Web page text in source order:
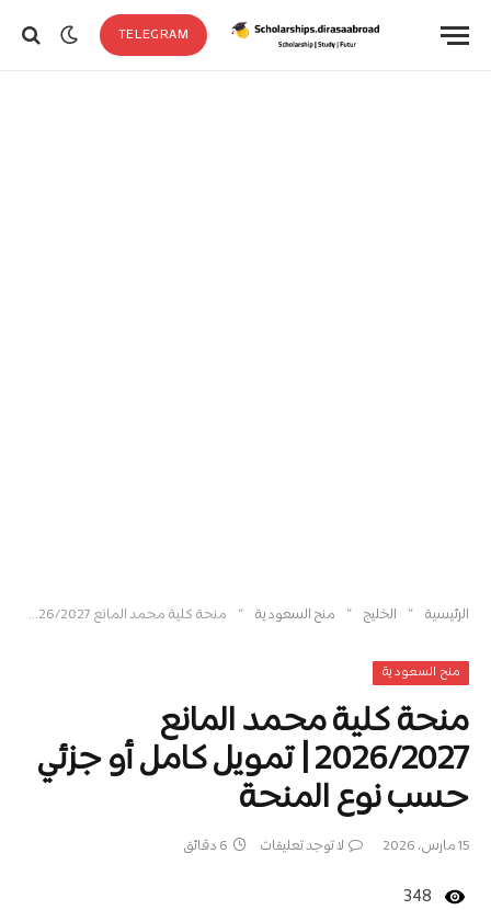
TELEGRAM
الرئيسية » الخليج » منح السعودية » منحة كلية محمد المانع 2026/2027 | تمويل كامل أو جزئي حسب نوع المنحة
منح السعودية
منحة كلية محمد المانع
2026/2027 | تمويل كامل أو جزئي
حسب نوع المنحة
15 مارس، 2026 لا توجد تعليقات 6 دقائق
348